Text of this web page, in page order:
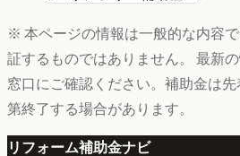
※ 本ページの情報は一般的な内容
証するものではありません。 最新
窓口にご確認ください。補助金は
第終了する場合があります。
リフォーム補助金ナビ